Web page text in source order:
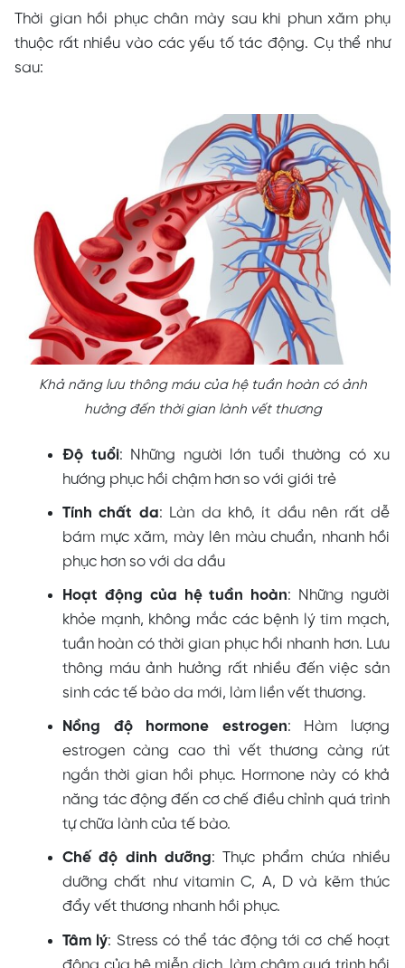
Thời gian hồi phục chân mày sau khi phun xăm phụ
thuộc rất nhiều vào các yếu tố tác động. Cụ thể như
sau:
Khả năng lưu thông máu của hệ tuần hoàn có ảnh
hưởng đến thời gian lành vết thương
Độ tuổi: Những người lớn tuổi thường có xu
hướng phục hồi chậm hơn so với giới trẻ
Tính chất da: Làn da khô, ít dầu nên rất dễ
bám mực xăm, mày lên màu chuẩn, nhanh hồi
phục hơn so với da dầu
Hoạt động của hệ tuần hoàn: Những người
khỏe mạnh, không mắc các bệnh lý tim mạch,
tuần hoàn có thời gian phục hồi nhanh hơn. Lưu
thông máu ảnh hưởng rất nhiều đến việc sản
sinh các tế bào da mới, làm liền vết thương.
Nồng độ hormone estrogen: Hàm lượng
estrogen càng cao thì vết thương càng rút
ngắn thời gian hồi phục. Hormone này có khả
năng tác động đến cơ chế điều chỉnh quá trình
tự chữa lành của tế bào.
Chế độ dinh dưỡng: Thực phẩm chứa nhiều
dưỡng chất như vitamin C, A, D và kẽm thúc
đẩy vết thương nhanh hồi phục.
Tâm lý: Stress có thể tác động tới cơ chế hoạt